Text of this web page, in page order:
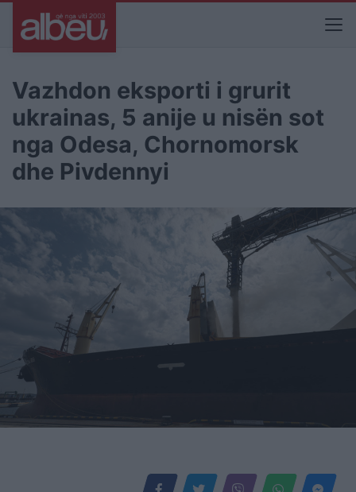
Vazhdon eksporti i grurit
ukrainas, 5 anije u nisën sot
nga Odesa, Chornomorsk
dhe Pivdennyi